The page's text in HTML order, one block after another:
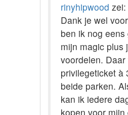
rinyhipwood zei:
Dank je wel
ben ik nog
mijn magic plus
voordelen.
privilegeticket à
beide parken.
kan ik iedere
kopen voor